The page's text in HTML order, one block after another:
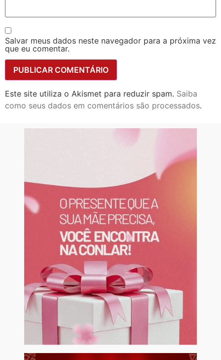
Salvar meus dados neste navegador para a próxima vez
que eu comentar.
Este site utiliza o Akismet para reduzir spam. Saiba
como seus dados em comentários são processados.